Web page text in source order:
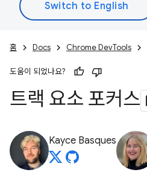
홈 Docs Chrome DevTools
도움이 되었나요?
트랙 요소 포커스
Kayce Basques